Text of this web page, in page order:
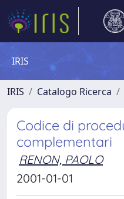
IRIS
IRIS Catalogo Ricerca
Codice di
complementari
RENON, PAOLO
2001-01-01